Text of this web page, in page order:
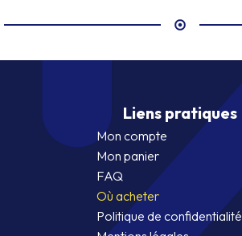
Liens pratiques
Mon compte
Mon panier
FAQ
Où acheter
Politique de confidentialité